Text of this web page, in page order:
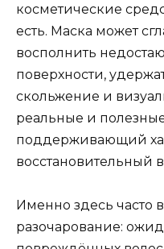
косметические
есть. Маска может
восполнить
поверхности,
скольжение и
реальные и
поддерживающий
восстановительный
Именно здесь часто
разочарование: